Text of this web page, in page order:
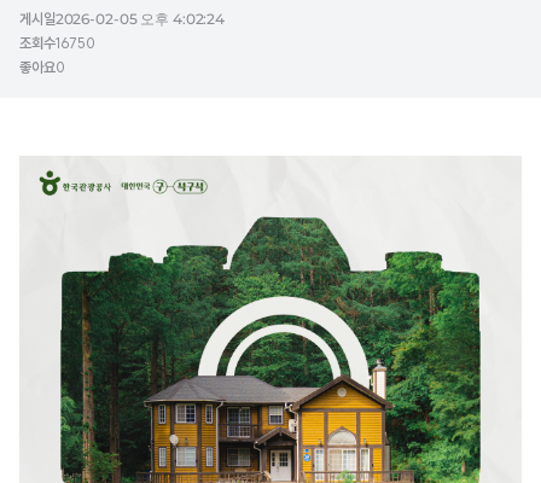
게시일2026-02-05 오후 4:02:24
조회수16750
좋아요0